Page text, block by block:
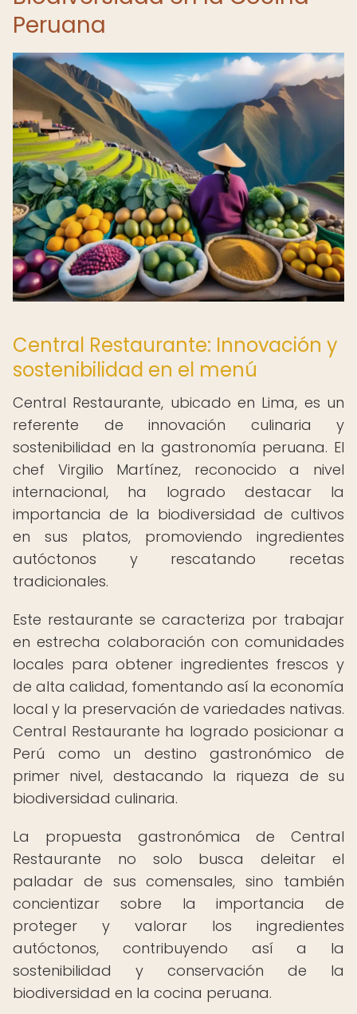
Peruana
Central Restaurante: Innovación y
sostenibilidad en el menú
Central Restaurante, ubicado en Lima, es un
referente de innovación culinaria y
sostenibilidad en la gastronomía peruana. El
chef Virgilio Martínez, reconocido a nivel
internacional, ha logrado destacar la
importancia de la biodiversidad de cultivos
en sus platos, promoviendo ingredientes
autóctonos y rescatando recetas
tradicionales.
Este restaurante se caracteriza por trabajar
en estrecha colaboración con comunidades
locales para obtener ingredientes frescos y
de alta calidad, fomentando así la economía
local y la preservación de variedades nativas.
Central Restaurante ha logrado posicionar a
Perú como un destino gastronómico de
primer nivel, destacando la riqueza de su
biodiversidad culinaria.
La propuesta gastronómica de Central
Restaurante no solo busca deleitar el
paladar de sus comensales, sino también
concientizar sobre la importancia de
proteger y valorar los ingredientes
autóctonos, contribuyendo así a la
sostenibilidad y conservación de la
biodiversidad en la cocina peruana.